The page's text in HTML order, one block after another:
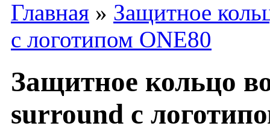
Главная » Защитное
с логотипом ONE80
Защитное кольцо
surround с